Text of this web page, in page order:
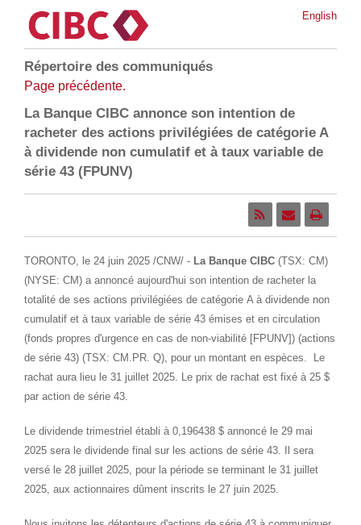
English
Répertoire des communiqués
Page précédente.
La Banque CIBC annonce son intention de
racheter des actions privilégiées de catégorie A
à dividende non cumulatif et à taux variable de
série 43 (FPUNV)
TORONTO, le 24 juin 2025 /CNW/ - La Banque CIBC (TSX: CM)
(NYSE: CM) a annoncé aujourd'hui son intention de racheter la
totalité de ses actions privilégiées de catégorie A à dividende non
cumulatif et à taux variable de série 43 émises et en circulation
(fonds propres d'urgence en cas de non-viabilité [FPUNV]) (actions
de série 43) (TSX: CM.PR. Q), pour un montant en espèces. Le
rachat aura lieu le 31 juillet 2025. Le prix de rachat est fixé à 25 $
par action de série 43.
Le dividende trimestriel établi à 0,196438 $ annoncé le 29 mai
2025 sera le dividende final sur les actions de série 43. Il sera
versé le 28 juillet 2025, pour la période se terminant le 31 juillet
2025, aux actionnaires dûment inscrits le 27 juin 2025.